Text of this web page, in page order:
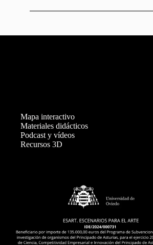
Mapa interactivo
Materiales didácticos
Podcast y vídeos
Recursos 3D